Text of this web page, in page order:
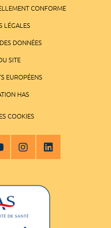
CONFORME
LÉGALES
DONNÉES
SITE
EUROPÉENS
HAS
COOKIES